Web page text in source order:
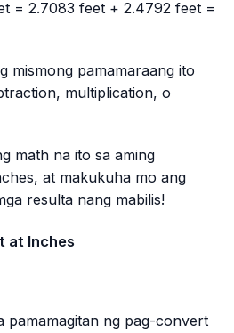
= 2.7083 feet + 2.4792 feet =
mismong pamamaraang ito
multiplication, o
math na ito sa aming
at makukuha mo ang
resulta nang mabilis!
at Inches
pamamagitan ng pag-convert